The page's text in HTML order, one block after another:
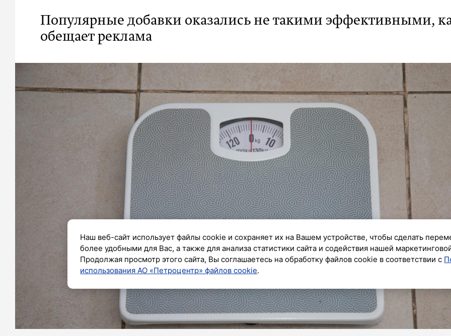
Популярные добавки оказались не такими эффективными,
обещает реклама
Наш веб-сайт использует файлы cookie и сохраняет их на Вашем устройстве, чтобы сделать
более удобными для Вас, а также для анализа статистики сайта и содействия нашей
Продолжая просмотр этого сайта, Вы соглашаетесь на обработку файлов cookie в соответствии с
использования АО «Петроцентр» файлов cookie.